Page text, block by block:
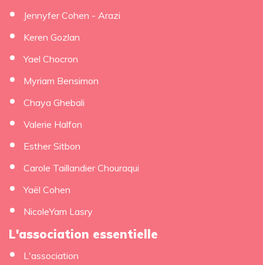
Jennyfer Cohen - Arazi
Keren Gozlan
Yael Chocron
Myriam Bensimon
Chaya Ghebali
Valerie Halfon
Esther Sitbon
Carole Taillandier Chouraqui
Yaël Cohen
NicoleYam Lasry
L'association essentielle
L'association